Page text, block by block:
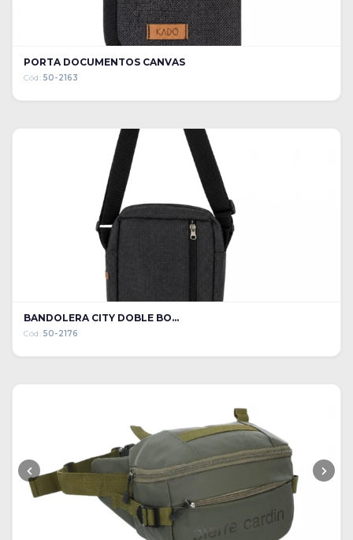
PORTA DOCUMENTOS CANVAS
Cód: 50-2163
BANDOLERA CITY DOBLE BO...
Cód: 50-2176